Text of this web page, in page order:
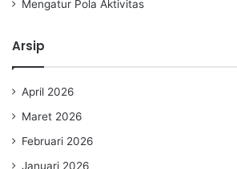
Mengatur Pola Aktivitas
Arsip
April 2026
Maret 2026
Februari 2026
Januari 2026